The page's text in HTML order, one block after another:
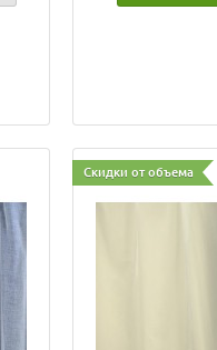
Скидки от объема